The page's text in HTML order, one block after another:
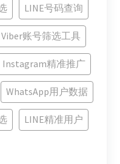
LINE号码查询
Viber账号筛选工具
Instagram精准推广
WhatsApp用户数据
LINE精准用户